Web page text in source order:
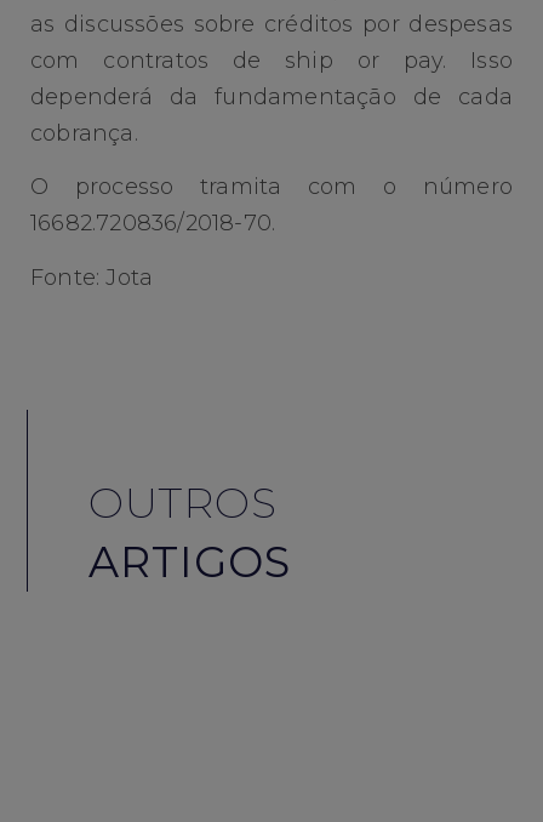
as discussões sobre créditos por despesas
com contratos de ship or pay. Isso
dependerá da fundamentação de cada
cobrança.
O processo tramita com o número
16682.720836/2018-70.
Fonte: Jota
OUTROS
ARTIGOS